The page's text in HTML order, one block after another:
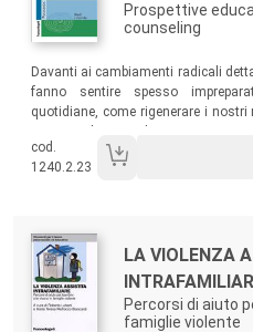
Prospettive
counseling
Davanti ai cambiamenti radicali
fanno sentire spesso
quotidiane, come rigenerare i
dalla pratica professionale del
costruire relazioni positive,
cod.
1240.2.23
Autori:
Titolo:
LA VIOLENZA
Percorsi di aiuto
famiglie violente